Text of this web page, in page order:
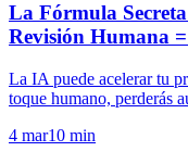
La Fórmula
Revisión Humana
La IA puede acelerar tu
toque humano, perderás
4 mar10 min